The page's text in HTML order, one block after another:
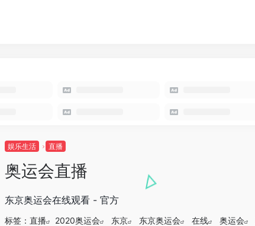
娱乐生活 直播
奥运会直播
东京奥运会在线观看 - 官方
标签： 直播 2020奥运会 东京 东京奥运会 在线 奥运会